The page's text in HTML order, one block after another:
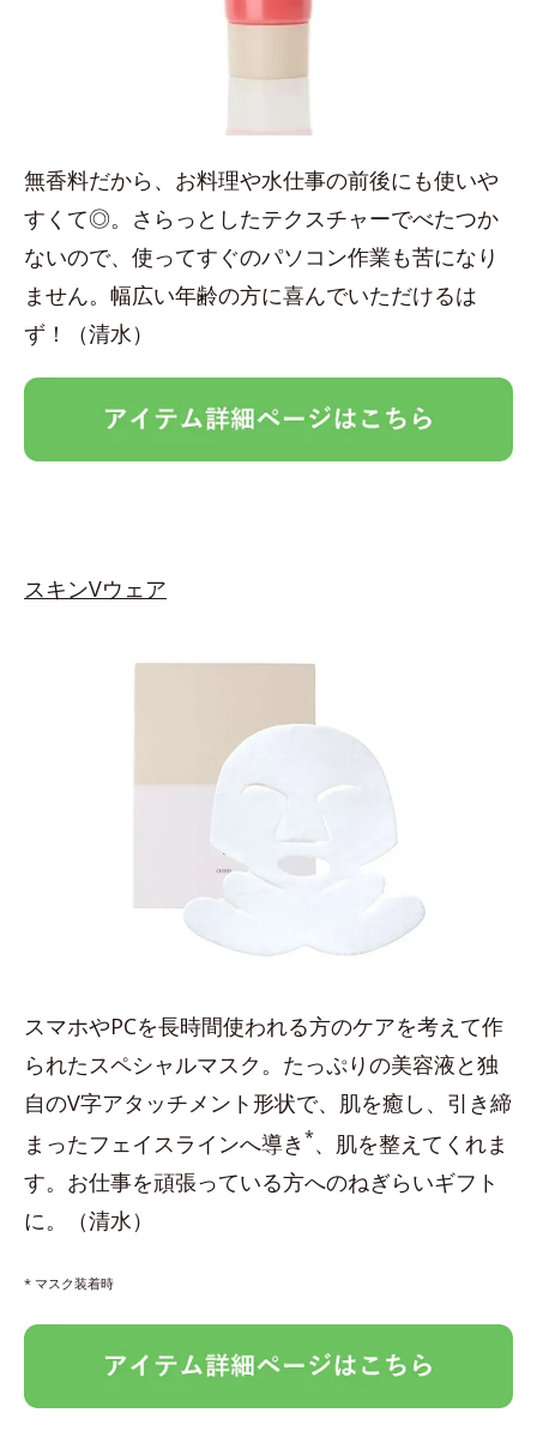
無香料だから、お料理や水仕事の前後にも使いや
すくて◎。さらっとしたテクスチャーでべたつか
ないので、使ってすぐのパソコン作業も苦になり
ません。幅広い年齢の方に喜んでいただけるは
ず！（清水）
スキンVウェア
スマホやPCを長時間使われる方のケアを考えて作
られたスペシャルマスク。たっぷりの美容液と独
自のV字アタッチメント形状で、肌を癒し、引き締
まったフェイスラインへ導き *、肌を整えてくれま
す。お仕事を頑張っている方へのねぎらいギフト
に。（清水）
* マスク装着時